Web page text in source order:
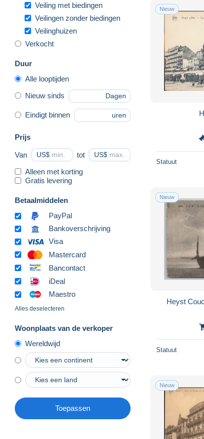
Veiling met biedingen
Veilingen zonder biedingen
Veilinghuizen
Verkocht
Duur
Alle looptijden
Nieuw sinds Dagen
Eindigt binnen uren
Prijs
Van US$ tot US$
Alleen met korting
Gratis levering
Betaalmiddelen
PayPal
Bankoverschrijving
Visa
Mastercard
Bancontact
iDeal
Maestro
Alles deselecteren
Woonplaats van de verkoper
Wereldwijd
Toepassen
Nieuw
Statuut
Nieuw
Heyst
Statuut
Nieuw